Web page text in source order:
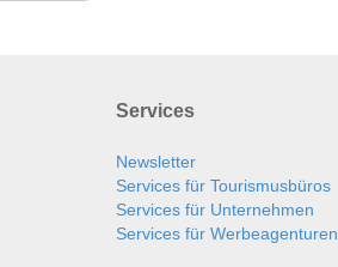
Services
Newsletter
Services für Tourismusbüros
Services für Unternehmen
Services für Werbeagenturen